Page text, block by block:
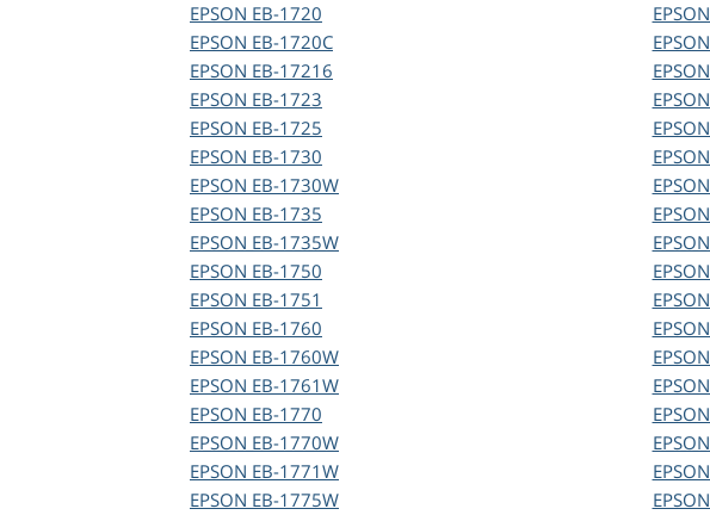
EPSON EB-1720
EPSON EB-1720C
EPSON EB-17216
EPSON EB-1723
EPSON EB-1725
EPSON EB-1730
EPSON EB-1730W
EPSON EB-1735
EPSON EB-1735W
EPSON EB-1750
EPSON EB-1751
EPSON EB-1760
EPSON EB-1760W
EPSON EB-1761W
EPSON EB-1770
EPSON EB-1770W
EPSON EB-1771W
EPSON EB-1775W
EPSON
EPSON
EPSON
EPSON
EPSON
EPSON
EPSON
EPSON
EPSON
EPSON
EPSON
EPSON
EPSON
EPSON
EPSON
EPSON
EPSON
EPSON